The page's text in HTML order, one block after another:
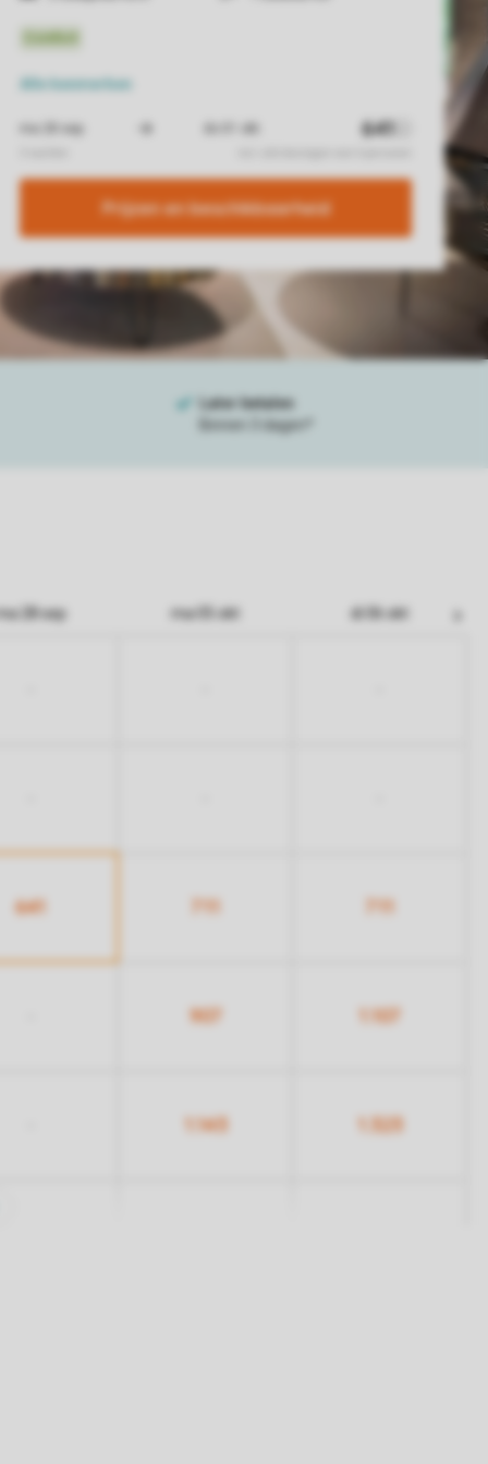
Alle kenmerken
Prijzen en beschikbaarheid
ma 28 sep ma 05 okt di 06 okt
641 711 711
907 1.107
1.143 1.323